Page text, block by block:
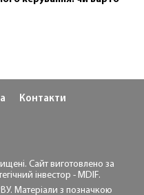
Контакти
Сайт виготовлено за
інвестор - MDIF.
Матеріали з позначкою